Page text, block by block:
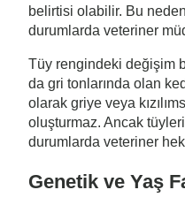
belirtisi olabilir. Bu
durumlarda veteriner
Tüy rengindeki değişim
da gri tonlarında olan
olarak griye veya
oluşturmaz. Ancak
durumlarda veteriner
Genetik ve Yaş